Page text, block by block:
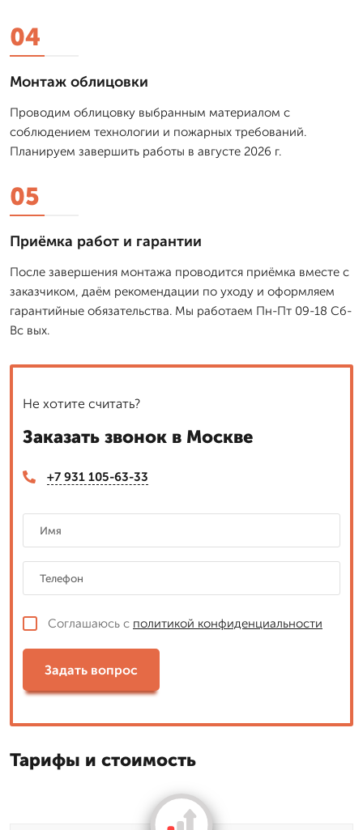
04
Монтаж облицовки
Проводим облицовку выбранным материалом с
соблюдением технологии и пожарных требований.
Планируем завершить работы в августе 2026 г.
05
Приёмка работ и гарантии
После завершения монтажа проводится приёмка вместе с
заказчиком, даём рекомендации по уходу и оформляем
гарантийные обязательства. Мы работаем Пн-Пт 09-18 Сб-
Вс вых.
Не хотите считать?
Заказать звонок в Москве
+7 931 105-63-33
Соглашаюсь с политикой конфиденциальности
Задать вопрос
Тарифы и стоимость